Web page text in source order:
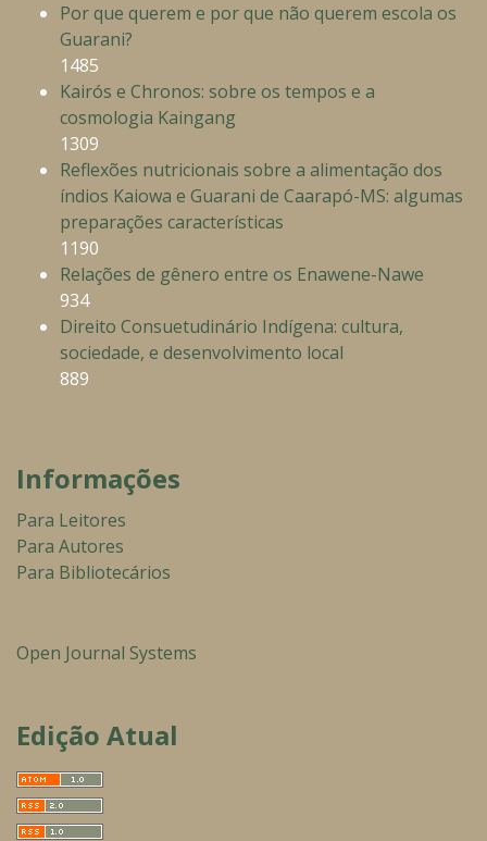
Por que querem e por que não querem escola os
Guarani?
1485
Kairós e Chronos: sobre os tempos e a
cosmologia Kaingang
1309
Reflexões nutricionais sobre a alimentação dos
índios Kaiowa e Guarani de Caarapó-MS: algumas
preparações características
1190
Relações de gênero entre os Enawene-Nawe
934
Direito Consuetudinário Indígena: cultura,
sociedade, e desenvolvimento local
889
Informações
Para Leitores
Para Autores
Para Bibliotecários
Open Journal Systems
Edição Atual